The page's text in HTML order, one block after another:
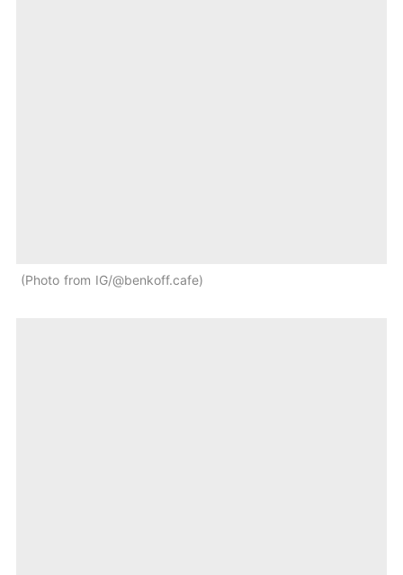
Photo from IG/@benkoff.cafe